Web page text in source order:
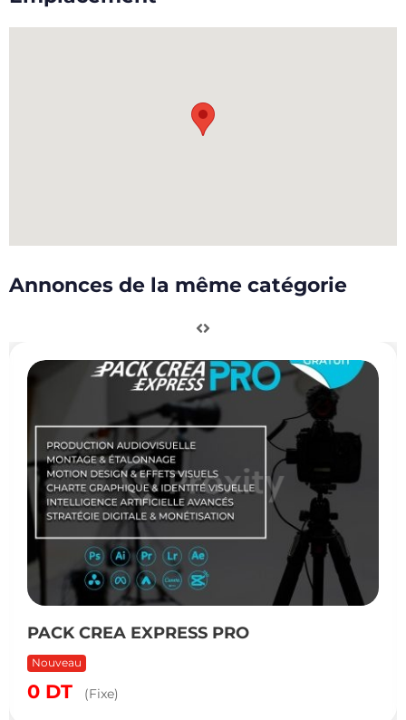
Annonces de la même catégorie
PACK CREA EXPRESS PRO
Nouveau
0 DT (Fixe)